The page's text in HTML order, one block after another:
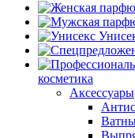
косметика
Аксессуары